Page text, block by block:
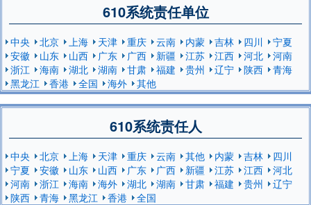
610系统责任单位
中央 北京 上海 天津 重庆 云南 内蒙 吉林 四川
宁夏
安徽
山东 山西 广东 广西 新疆 江苏 江西 河北
河南
浙江
海南 湖北 湖南 甘肃 福建 贵州 辽宁 陕西
青海
黑龙江
香港 全国 海外 其他
610系统责任人
中央 北京 上海 天津 重庆 云南 其他 内蒙 吉林
四川
宁夏
安徽 山东 山西 广东 广西 新疆 江苏 江西
河北
河南
浙江 海南 海外 湖北 湖南 甘肃 福建 贵州
辽宁
陕西
青海 黑龙江 香港 全国